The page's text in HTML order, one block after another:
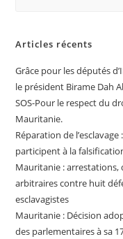
Articles récents
Grâce pour les députés
le président Birame Dah
SOS-Pour le respect du
Mauritanie.
Réparation de
participent à la
Mauritanie :
arbitraires contre huit
esclavagistes
Mauritanie : Décision
des parlementaires à sa